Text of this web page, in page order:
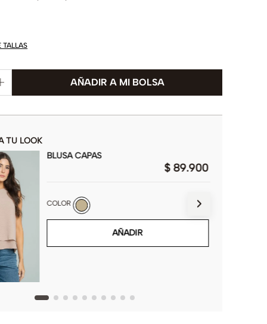
TALLAS
TU LOOK
BLUSA CAPAS
$ 89.900
COLOR
AÑADIR